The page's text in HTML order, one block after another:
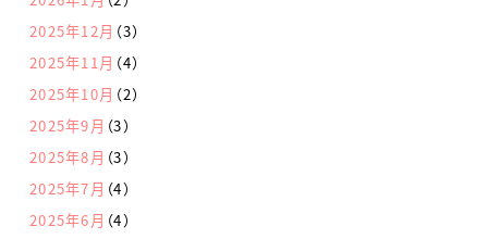
2025年12月 （3）
2025年11月 （4）
2025年10月 （2）
2025年9月 （3）
2025年8月 （3）
2025年7月 （4）
2025年6月 （4）